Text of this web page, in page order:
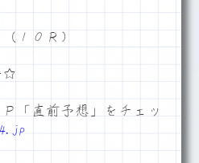
１０Ｒ）
☆
「直前予想」をチェッ